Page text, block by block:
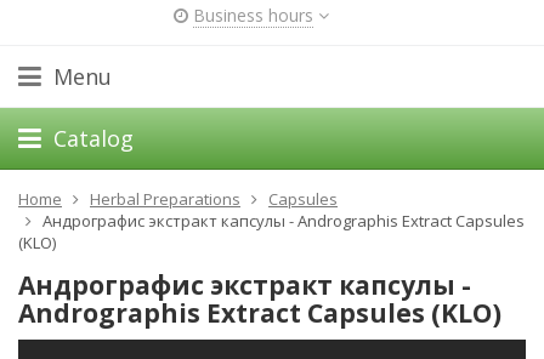
Business hours
Menu
Catalog
Home Herbal Preparations
Capsules
Андрографис экстракт капсулы - Andrographis Extract Capsules
(KLO)
Андрографис экстракт капсулы -
Andrographis Extract Capsules (KLO)